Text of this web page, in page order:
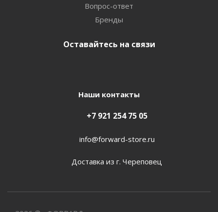
Вопрос-ответ
Бренды
Оставайтесь на связи
Наши контакты
+7 921 254 75 05
info@forward-store.ru
Доставка из г. Череповец